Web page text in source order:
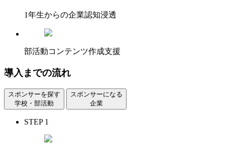
1年生からの企業認知浸透
部活動コンテンツ作成支援
導入までの流れ
スポンサーを探す
学校・部活動
スポンサーになる
企業
STEP 1